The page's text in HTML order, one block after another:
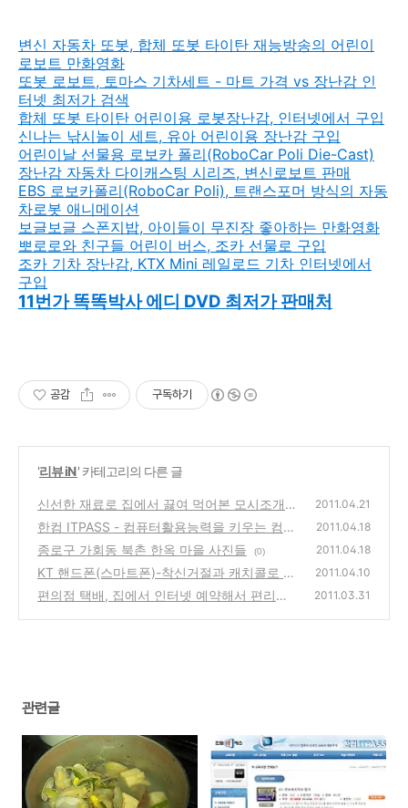
변신 자동차 또봇, 합체 또봇 타이탄 재능방송의 어린이
로보트 만화영화
또봇 로보트, 토마스 기차세트 - 마트 가격 vs 장난감 인
터넷 최저가 검색
합체 또봇 타이탄 어린이용 로봇장난감, 인터넷에서 구입
신나는 낚시놀이 세트, 유아 어린이용 장난감 구입
어린이날 선물용 로보카 폴리(RoboCar Poli Die-Cast)
장난감 자동차 다이캐스팅 시리즈, 변신로보트 판매
EBS 로보카폴리(RoboCar Poli), 트랜스포머 방식의 자동
차로봇 애니메이션
보글보글 스폰지밥, 아이들이 무진장 좋아하는 만화영화
뽀로로와 친구들 어린이 버스, 조카 선물로 구입
조카 기차 장난감, KTX Mini 레일로드 기차 인터넷에서
구입
11번가 똑똑박사 에디 DVD 최저가 판매처
공감 구독하기
'리뷰 iN' 카테고리의 다른 글
신선한 재료로 집에서 끓여 먹어본 모시조개
맑은 탕
(0)
2011.04.21
한컴 ITPASS - 컴퓨터활용능력을 키우는 컴퓨
터자격증강의, 신학기 50％할인 이벤트
2011.04.18
종로구 가회동 북촌 한옥 마을 사진들 (0) 2011.04.18
KT 핸드폰(스마트폰)-착신거절과 캐치콜로 걸
려온 전화로 받지않고,문자로 받는 방법
(0)
2011.04.10
편의점 택배, 집에서 인터넷 예약해서 편리하
2011.03.31
관련글